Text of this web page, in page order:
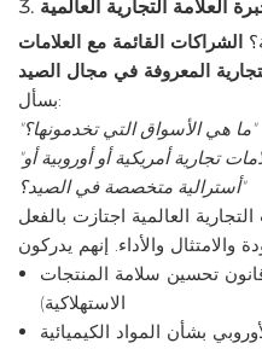
3. العلامة التجارية العالمية
الشراكات القائمة مع العلامات
المعروفة في مجال الصيد
بسأل:
"ما هي الأسواق التي تخدمونها؟"
"هل سبق لك أن أنتجت منتجات لعلامات تجارية أمريكية أو أوروبية أو
أسترالية متخصصة في الصيد؟"
العالمية اجتازت بالفعل
قانون تحسين سلامة المنتجات
الاستهلاكية)